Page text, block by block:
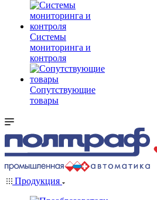
Системы
мониторинга и
контроля
Сопутствующие
товары
Продукция